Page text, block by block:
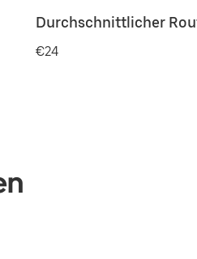
Durchschnittlicher
€24